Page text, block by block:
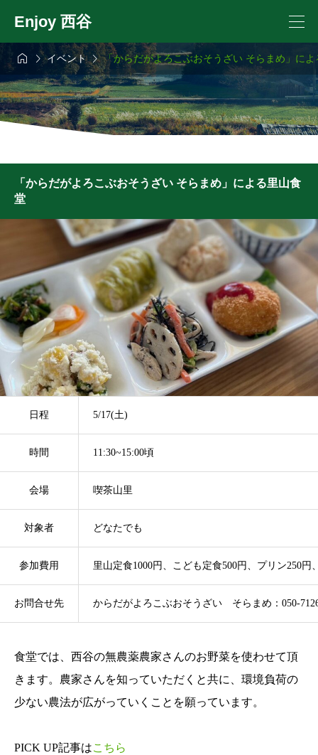
Enjoy 西谷
 イベント「からだがよろこぶおそうざい そらまめ」によ
「からだがよろこぶおそうざい そらまめ」による里山食
堂
日程 5/17(土)
時間 11:30~15:00頃
会場 喫茶山里
対象者 どなたでも
参加費用 里山定食1000円、こども定食500円、プリン250円
お問合せ先 からだがよろこぶおそうざい そらまめ：050-
食堂では、西谷の無農薬農家さんのお野菜を使わせて頂
きます。農家さんを知っていただくと共に、環境負荷の
少ない農法が広がっていくことを願っています。
PICK UP記事はこちら